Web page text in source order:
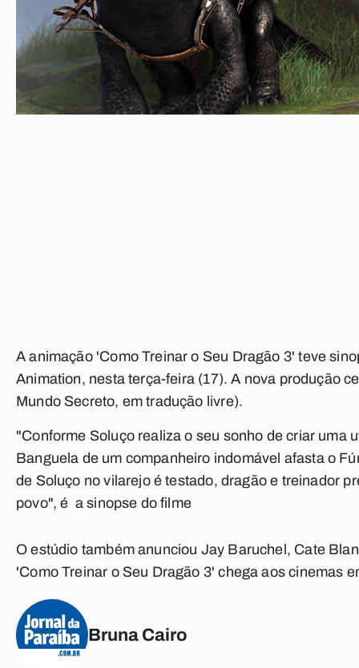
A animação 'Como Treinar o Seu Dragão 3' teve
Animation, nesta terça-feira (17). A nova produção
Mundo Secreto, em tradução livre).
"Conforme Soluço realiza o seu sonho de criar uma
Banguela de um companheiro indomável afasta o
de Soluço no vilarejo é testado, dragão e treinador
povo", é a sinopse do filme
O estúdio também anunciou Jay Baruchel, Cate
'Como Treinar o Seu Dragão 3' chega aos cinemas
Bruna Cairo